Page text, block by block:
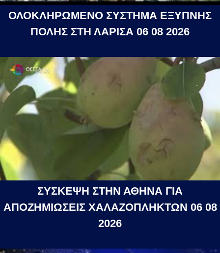
ΟΛΟΚΛΗΡΩΜΕΝΟ ΣΥΣΤΗΜΑ ΕΞΥΠΝΗΣ
ΠΟΛΗΣ ΣΤΗ ΛΑΡΙΣΑ 06 08 2026
ΣΥΣΚΕΨΗ ΣΤΗΝ ΑΘΗΝΑ ΓΙΑ
ΑΠΟΖΗΜΙΩΣΕΙΣ ΧΑΛΑΖΟΠΛΗΚΤΩΝ 06 08
2026